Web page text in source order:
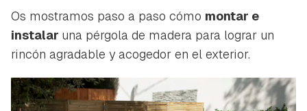
Os mostramos paso a paso cómo montar e
instalar una pérgola de madera para lograr un
rincón agradable y acogedor en el exterior.